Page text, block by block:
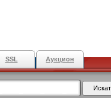
SSL Аукцион